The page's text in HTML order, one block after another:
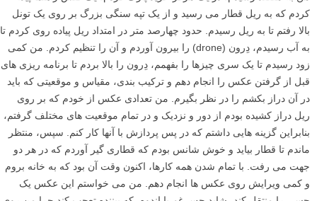
بین بخش های مختلف طبیعت و دیدن چگونگی مداخله انسان با آن علاقه مند
بوده ام، که یکی از دلایل اصلی است که من این عکس را دوست دارم.
۳
از ایده تا عکس: عکاسی هوایی با دِرون – قطار و من بر روی
ریل ها